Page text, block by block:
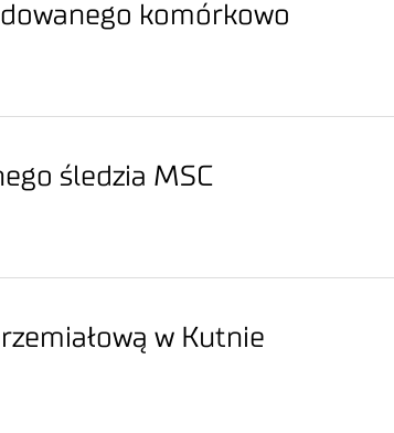
komórkowo
śledzia MSC
w Kutnie